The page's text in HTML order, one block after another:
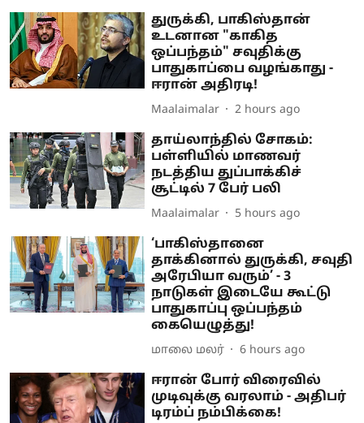
துருக்கி, பாகிஸ்தான்
உடனான "காகித
ஒப்பந்தம்" சவுதிக்கு
பாதுகாப்பை வழங்காது -
ஈரான் அதிரடி!
Maalaimalar 2 hours ago
தாய்லாந்தில் சோகம்:
பள்ளியில் மாணவர்
நடத்திய துப்பாக்கிச்
சூட்டில் 7 பேர் பலி
Maalaimalar 5 hours ago
‘பாகிஸ்தானை
தாக்கினால் துருக்கி, சவுதி
அரேபியா வரும்’ - 3
நாடுகள் இடையே கூட்டு
பாதுகாப்பு ஒப்பந்தம்
கையெழுத்து!
மாலை மலர் 6 hours ago
ஈரான் போர் விரைவில்
முடிவுக்கு வரலாம் - அதிபர்
டிரம்ப் நம்பிக்கை!